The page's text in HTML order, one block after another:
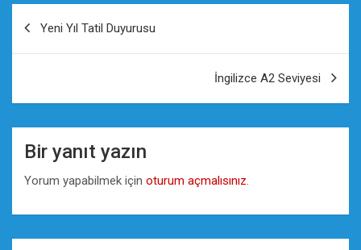
Yeni Yıl Tatil Duyurusu
İngilizce A2 Seviyesi
Bir yanıt yazın
Yorum yapabilmek için oturum açmalısınız.